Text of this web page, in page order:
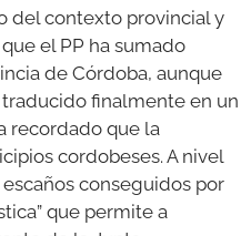
del contexto provincial y
el PP ha sumado
de Córdoba, aunque
finalmente en un
recordado que la
cordobeses. A nivel
conseguidos por
que permite a